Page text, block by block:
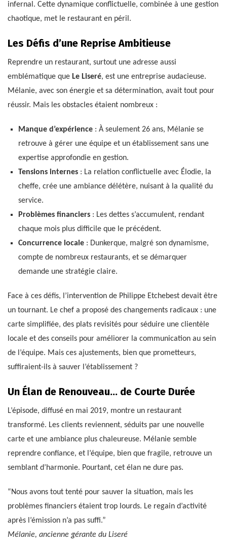
infernal. Cette dynamique conflictuelle, combinée à une gestion
chaotique, met le restaurant en péril.
Les Défis d’une Reprise Ambitieuse
Reprendre un restaurant, surtout une adresse aussi
emblématique que Le Liseré, est une entreprise audacieuse.
Mélanie, avec son énergie et sa détermination, avait tout pour
réussir. Mais les obstacles étaient nombreux :
Manque d’expérience: À seulement 26 ans, Mélanie se
retrouve à gérer une équipe et un établissement sans une
expertise approfondie en gestion.
Tensions internes: La relation conflictuelle avec Élodie, la
cheffe, crée une ambiance délétère, nuisant à la qualité du
service.
Problèmes financiers: Les dettes s’accumulent, rendant
chaque mois plus difficile que le précédent.
Concurrence locale: Dunkerque, malgré son dynamisme,
compte de nombreux restaurants, et se démarquer
demande une stratégie claire.
Face à ces défis, l’intervention de Philippe Etchebest devait être
un tournant. Le chef a proposé des changements radicaux : une
carte simplifiée, des plats revisités pour séduire une clientèle
locale et des conseils pour améliorer la communication au sein
de l’équipe. Mais ces ajustements, bien que prometteurs,
suffiraient-ils à sauver l’établissement ?
Un Élan de Renouveau… de Courte Durée
L’épisode, diffusé en mai 2019, montre un restaurant
transformé. Les clients reviennent, séduits par une nouvelle
carte et une ambiance plus chaleureuse. Mélanie semble
reprendre confiance, et l’équipe, bien que fragile, retrouve un
semblant d’harmonie. Pourtant, cet élan ne dure pas.
“Nous avons tout tenté pour sauver la situation, mais les
problèmes financiers étaient trop lourds. Le regain d’activité
après l’émission n’a pas suffi.”
Mélanie, ancienne gérante du Liseré